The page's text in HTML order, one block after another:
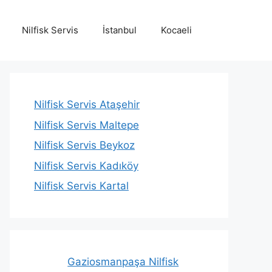
Nilfisk Servis İstanbul Kocaeli
Nilfisk Servis Ataşehir
Nilfisk Servis Maltepe
Nilfisk Servis Beykoz
Nilfisk Servis Kadıköy
Nilfisk Servis Kartal
Gaziosmanpaşa Nilfisk